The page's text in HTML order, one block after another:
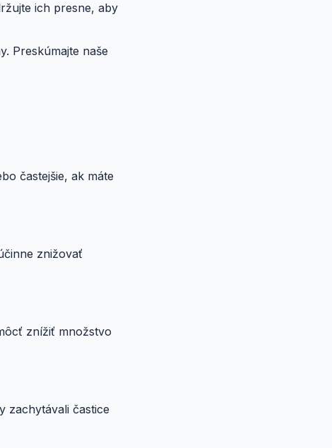
ich presne, aby
Preskúmajte naše
častejšie, ak máte
znižovať
znížiť množstvo
zachytávali častice